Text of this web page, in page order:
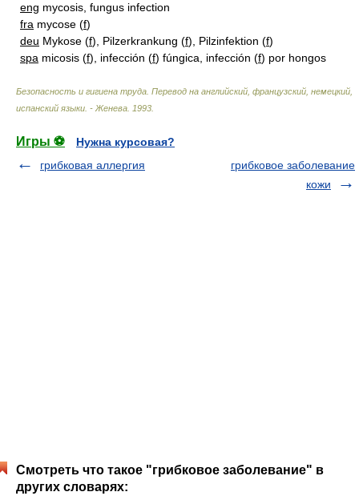
eng mycosis, fungus infection
fra mycose (f)
deu Mykose (f), Pilzerkrankung (f), Pilzinfektion (f)
spa micosis (f), infección (f) fúngica, infección (f) por hongos
Безопасность и гигиена труда. Перевод на английский, французский, немецкий,
испанский языки. - Женева 1993
Игры ⚽
Нужна курсовая?
грибковая аллергия
грибковое заболевание
кожи
Смотреть что такое "грибковое заболевание" в
других словарях: